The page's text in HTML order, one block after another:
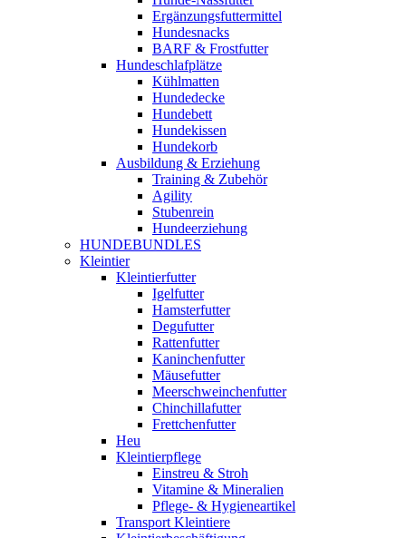
Ergänzungsfuttermittel
Hundesnacks
BARF & Frostfutter
Hundeschlafplätze
Kühlmatten
Hundedecke
Hundebett
Hundekissen
Hundekorb
Ausbildung & Erziehung
Training & Zubehör
Agility
Stubenrein
Hundeerziehung
HUNDEBUNDLES
Kleintier
Kleintierfutter
Igelfutter
Hamsterfutter
Degufutter
Rattenfutter
Kaninchenfutter
Mäusefutter
Meerschweinchenfutter
Chinchillafutter
Frettchenfutter
Heu
Kleintierpflege
Einstreu & Stroh
Vitamine & Mineralien
Pflege- & Hygieneartikel
Transport Kleintiere